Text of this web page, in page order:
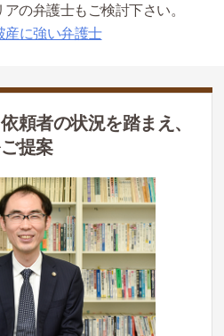
の弁護士もご検討下さい。
産に強い弁護士
頼者の状況を踏まえ、
提案